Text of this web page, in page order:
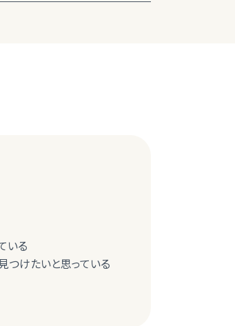
いる
つけたいと思っている